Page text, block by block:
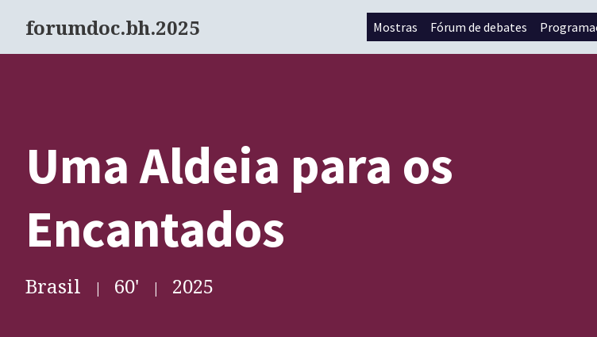
forumdoc.bh.2025 Mostras Fórum de debates
Uma Aldeia para os
Encantados
Brasil 60' 2025